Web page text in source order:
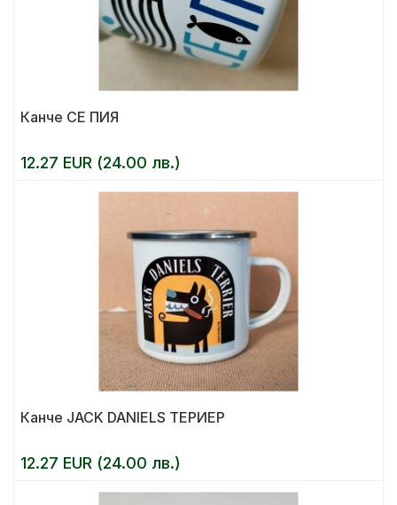
Канче СЕ ПИЯ
12.27 EUR (24.00 лв.)
Канче JACK DANIELS ТЕРИЕР
12.27 EUR (24.00 лв.)